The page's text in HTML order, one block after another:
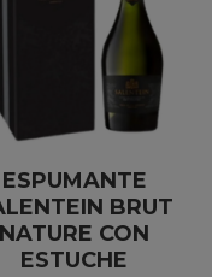
ESPUMANTE
BRUT
NATURE CON
ESTUCHE